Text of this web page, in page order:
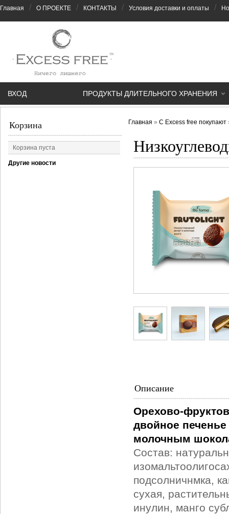
Главная / О ПРОЕКТЕ / КОНТАКТЫ / Условия доставки и оплаты /
ПРОДУКТЫ ДЛИТЕЛЬНОГО ХРАНЕНИЯ
ВХОД
Корзина
Корзина пуста
Другие новости
Главная » С Excess free покупают
Описание
Орехово-
двойное
молочным
Состав:
подсолничнмка,
сухая,
инулин, манго